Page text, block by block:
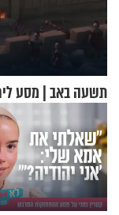
תשעה באב | מסע